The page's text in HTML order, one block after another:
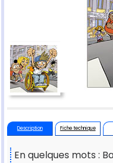
Description Fiche technique
En quelques mots :